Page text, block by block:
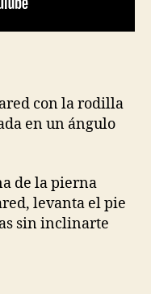
con la rodilla
en un ángulo
de la pierna
levanta el pie
sin inclinarte